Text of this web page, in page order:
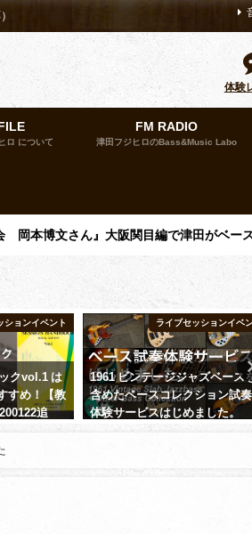
体験
ロ について
FM RADIO
津田フジヒロのBass&Music Labo
岡本博文さん』大阪関目編で津田がベー
ションイベント
クvol.1 は
すめ！【教
追
ライブセッションイベ
1961 ビンテージジャズベース
含めたベースコレクション試奏
体験サービスはじめました。
私は受講者ではないのですが、関